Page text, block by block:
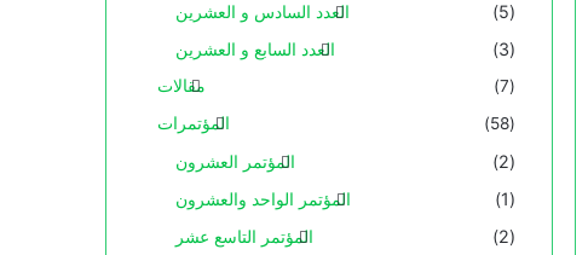
العدد السادس و العشرين
(5)
العدد السابع و العشرين
(3)
مقالات
(7)
المؤتمرات
(58)
المؤتمر العشرون
(2)
المؤتمر الواحد والعشرون
(1)
المؤتمر التاسع عشر
(2)